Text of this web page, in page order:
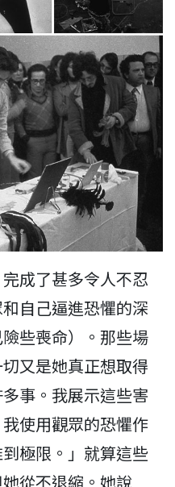
成了甚多令人不忍
自己逼進恐懼的深
些喪命）。那些場
又是她真正想取得
事。我展示這些害
使用觀眾的恐懼作
極限。」就算這些
從不退縮。她說